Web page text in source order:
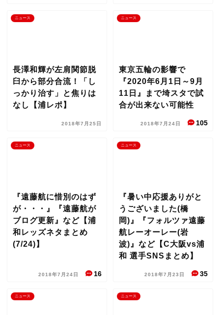
ニュース
長澤和輝が左肩関節脱
臼から部分合流！「し
っかり治す」と焦りは
なし【浦レポ】
2018年7月25日
ニュース
東京五輪の影響で
『2020年6月1日～9月
11日』まで埼スタで試
合が出来ない可能性
2018年7月24日 105
ニュース
『遠藤航に惜別のはず
が・・・』『遠藤航が
ブログ更新』など【浦
和レッズネタまとめ
(7/24)】
2018年7月24日 16
ニュース
『暑い中応援ありがと
うございました(橋
岡)』『フォルツァ遠藤
航レーオーレー(岩
波)』など【C大阪vs浦
和 選手SNSまとめ】
2018年7月23日 35
ニュース ニュース